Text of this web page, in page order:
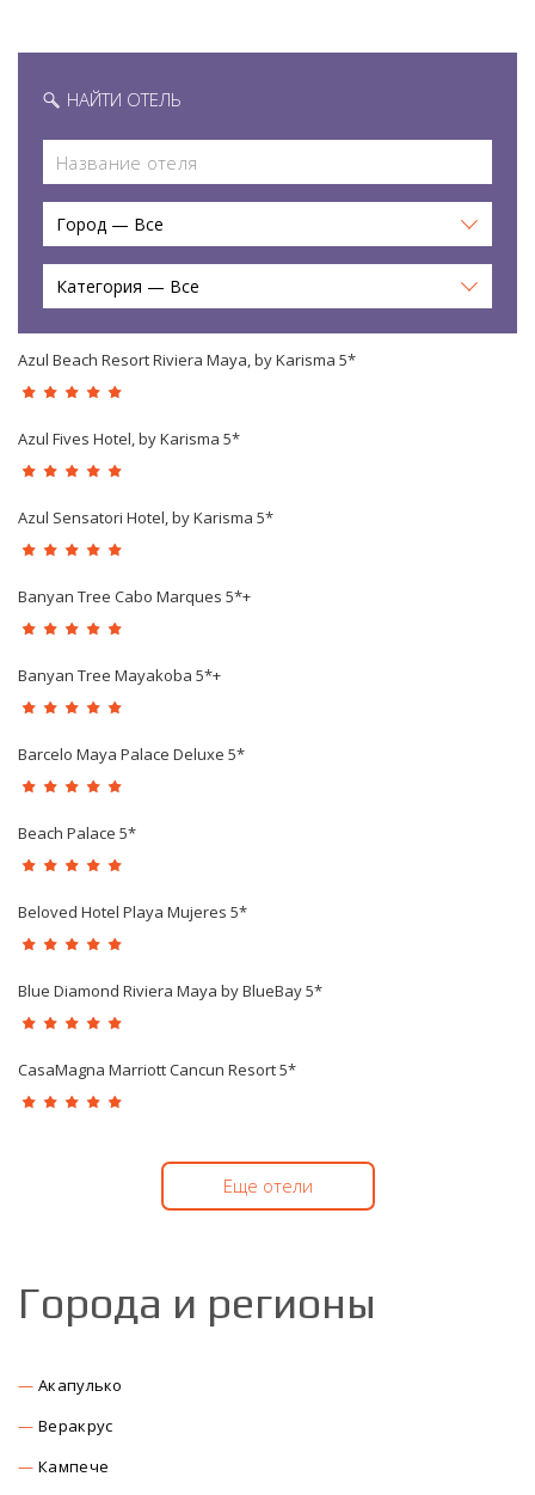
НАЙТИ ОТЕЛЬ
Город — Все
Категория — Все
Azul Beach Resort Riviera Maya, by Karisma 5*
Azul Fives Hotel, by Karisma 5*
Azul Sensatori Hotel, by Karisma 5*
Banyan Tree Cabo Marques 5*+
Banyan Tree Mayakoba 5*+
Barcelo Maya Palace Deluxe 5*
Beach Palace 5*
Beloved Hotel Playa Mujeres 5*
Blue Diamond Riviera Maya by BlueBay 5*
CasaMagna Marriott Cancun Resort 5*
Еще отели
Города и регионы
Акапулько
Веракрус
Кампече